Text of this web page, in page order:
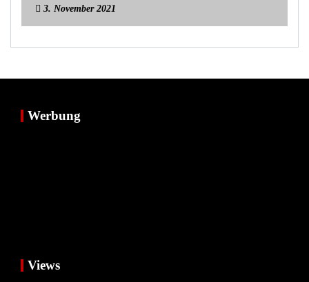
3. November 2021
Werbung
Views